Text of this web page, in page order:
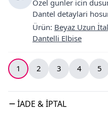
Ozel gunler icin
Dantel detaylari
Ürün: Beyaz Uzun
Dantelli Elbise
1 2 3 4 5
İADE & İPTAL